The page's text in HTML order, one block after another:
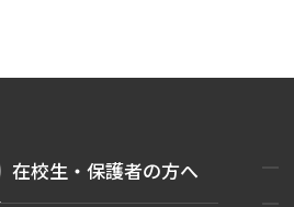
在校生・保護者の方へ